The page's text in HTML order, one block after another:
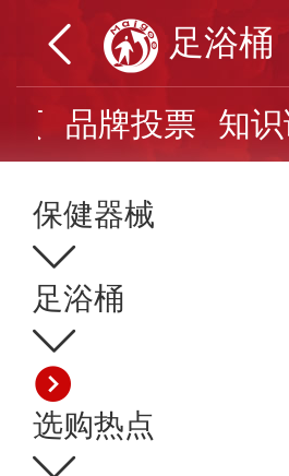
足浴桶
页 品牌投票 知
保健器械
足浴桶
选购热点